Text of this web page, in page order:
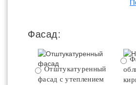
Фасад:
Отштукатуренный
фасад с утеплением